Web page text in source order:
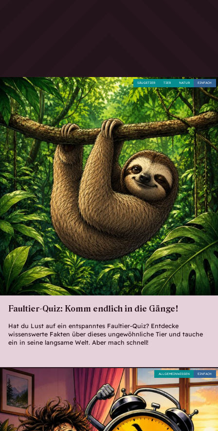
Faultier-Quiz: Komm endlich in die Gänge!
Hat du Lust auf ein entspanntes Faultier-Quiz? Entdecke
wissenswerte Fakten über dieses ungewöhnliche Tier und tauche
ein in seine langsame Welt. Aber mach schnell!
EINFACH
NATUR
TIER
SÄUGETIER
EINFACH
ALLGEMEINWISSEN